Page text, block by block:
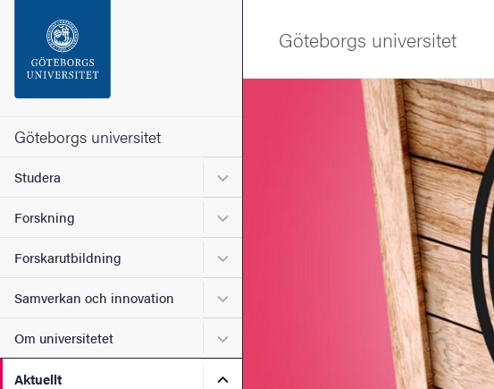
Sidfoten
Om webbplatsen
Göteborgs universitet
Studera Undermeny för Studera
Forskning Undermeny för Forskning
Forskarutbildning Undermeny för Forskarutbildning
Samverkan och innovation Undermeny för Samverkan och innovation
Om universitetet Undermeny för Om universitetet
Aktuellt Undermeny för Aktuellt
Göteborgs universitet
Bild